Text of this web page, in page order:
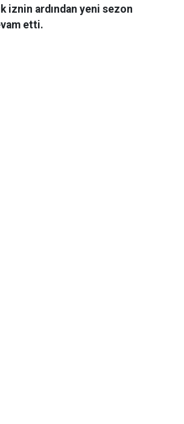
iznin ardından yeni sezon
etti.